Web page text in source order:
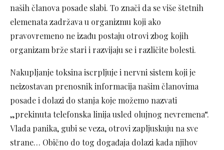
naših članova posade slabi. To znači da se više štetnih
elemenata zadržava u organizmu koji ako
pravovremeno ne izađu postaju otrovi zbog kojih
organizam brže stari i razvijaju se i različite bolesti.
Nakupljanje toksina iscrpljuje i nervni sistem koji je
neizostavan prenosnik informacija našim članovima
posade i dolazi do stanja koje možemo nazvati
„prekinuta telefonska linija usled olujnog nevremena“.
Vlada panika, gubi se veza, otrovi zapljuskuju na sve
strane… Obično do tog događaja dolazi kada njihov